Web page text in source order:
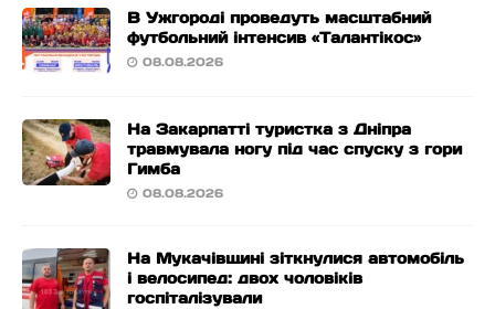
В Ужгороді проведуть масштабний
футбольний інтенсив «Талантікос»
08.08.2026
На Закарпатті туристка з Дніпра
травмувала ногу під час спуску з гори
Гимба
08.08.2026
На Мукачівщині зіткнулися автомобіль
і велосипед: двох чоловіків
госпіталізували